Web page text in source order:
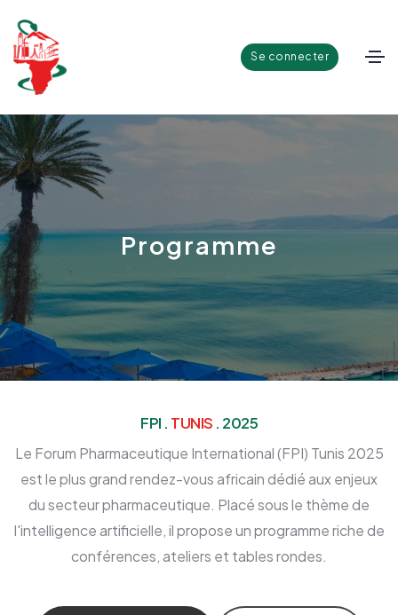
Se connecter
Programme
FPI . TUNIS . 2025
Le Forum Pharmaceutique International (FPI) Tunis 2025
est le plus grand rendez-vous africain dédié aux enjeux
du secteur pharmaceutique. Placé sous le thème de
l'intelligence artificielle, il propose un programme riche de
conférences, ateliers et tables rondes.